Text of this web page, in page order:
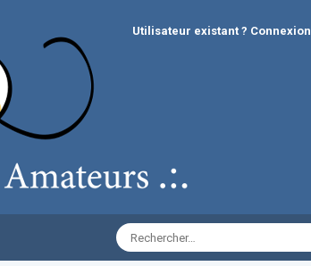
Utilisateur existant ? Connexion